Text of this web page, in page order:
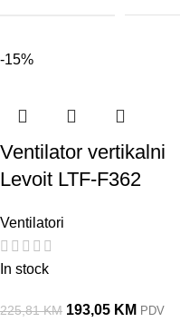
-15%
Ventilator vertikalni
Levoit LTF-F362
Ventilatori
In stock
225,81KM 193,05 KM PDV